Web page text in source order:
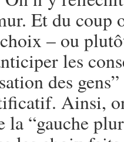
Et du coup
– ou
les
des
Ainsi,
la “gauche